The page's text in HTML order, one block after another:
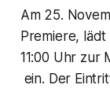
Am 25.
Premiere,
11:00 Uhr zur
ein. Der